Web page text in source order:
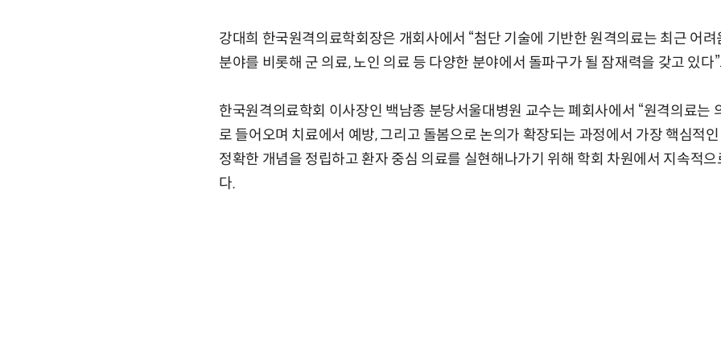
강대희 한국원격의료학회장은 개회사에서 “첨단 기술에 기반한 원격의료는 최근 어
분야를 비롯해 군 의료, 노인 의료 등 다양한 분야에서 돌파구가 될 잠재력을 갖고 있다
한국원격의료학회 이사장인 백남종 분당서울대병원 교수는 폐회사에서 “원격의료는
로 들어오며 치료에서 예방, 그리고 돌봄으로 논의가 확장되는 과정에서 가장 핵심적인
정확한 개념을 정립하고 환자 중심 의료를 실현해나가기 위해 학회 차원에서 지속적으
다.